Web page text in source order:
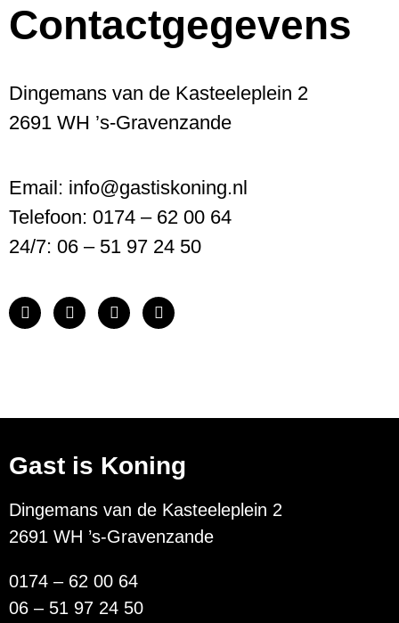
Contactgegevens
Dingemans van de Kasteeleplein 2
2691 WH ’s-Gravenzande
Email: info@gastiskoning.nl
Telefoon: 0174 – 62 00 64
24/7: 06 – 51 97 24 50
Gast is Koning
Dingemans van de Kasteeleplein 2
2691 WH ’s-Gravenzande
0174 – 62 00 64
06 – 51 97 24 50